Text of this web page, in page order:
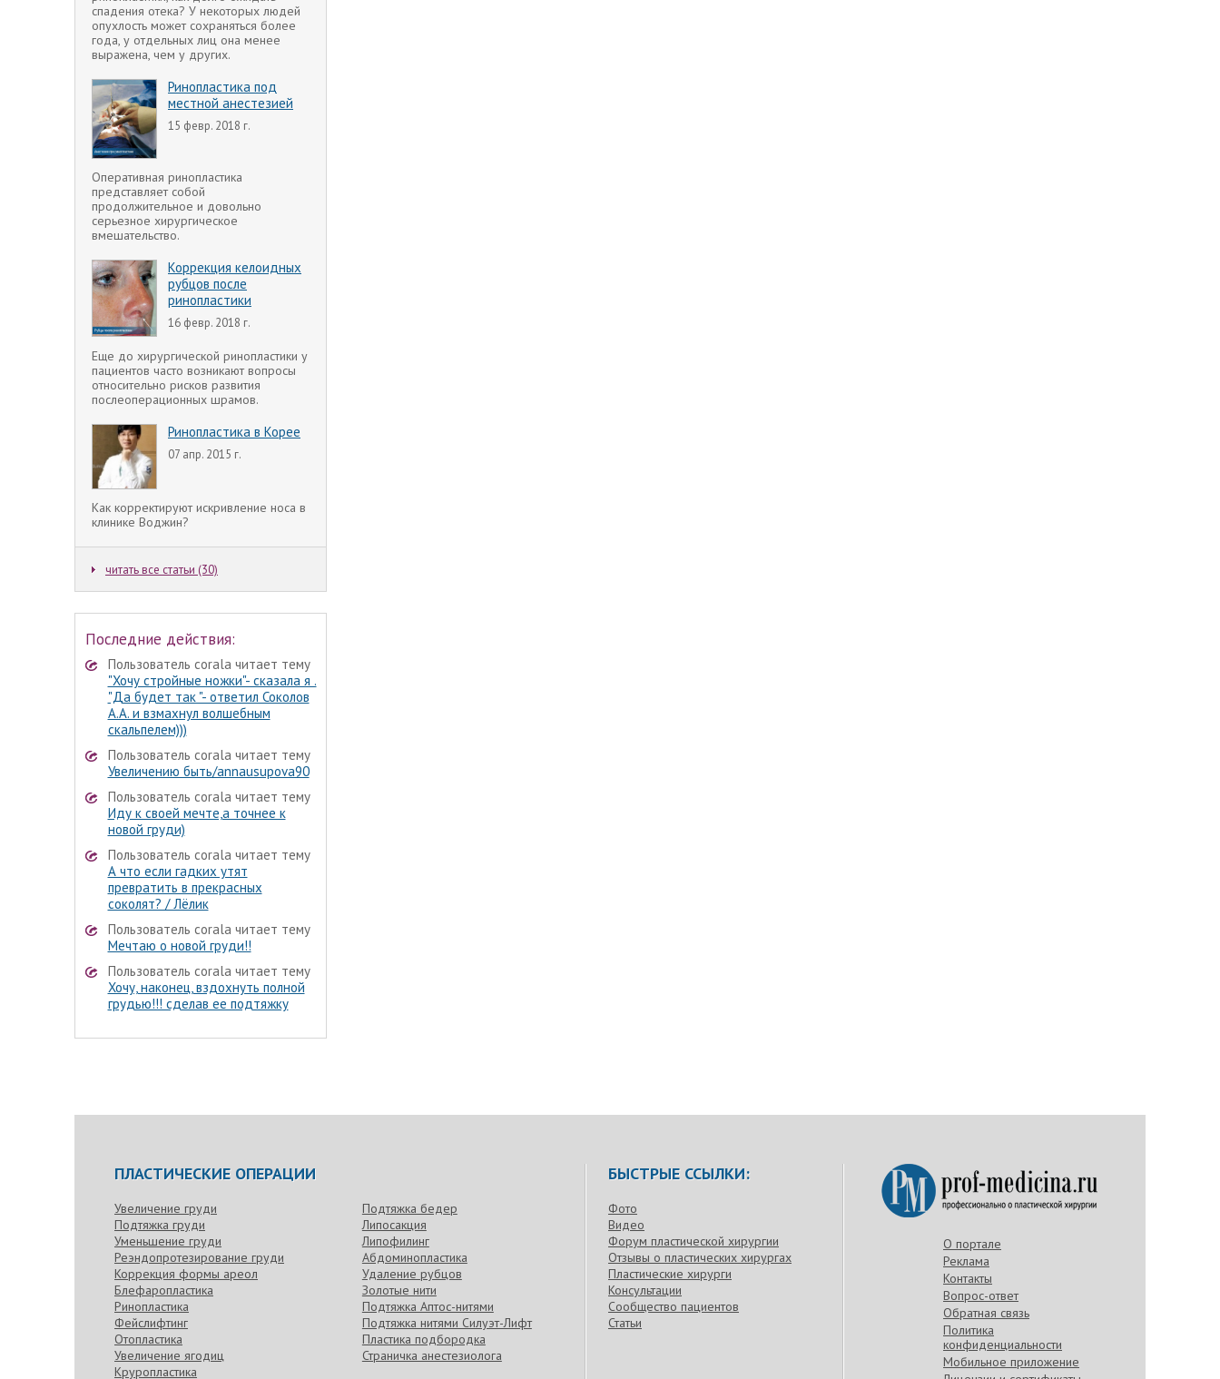
спадения отека? У некоторых людей
опухлость может сохраняться более
года, у отдельных лиц она менее
выражена, чем у других.
Ринопластика под
местной анестезией
15 февр. 2018 г.
Оперативная ринопластика
представляет собой
продолжительное и довольно
серьезное хирургическое
вмешательство.
Коррекция келоидных
рубцов после
ринопластики
16 февр. 2018 г.
Еще до хирургической ринопластики у
пациентов часто возникают вопросы
относительно рисков развития
послеоперационных шрамов.
Ринопластика в Корее
07 апр. 2015 г.
Как корректируют искривление носа в
клинике Воджин?
читать все статьи (30)
Последние действия:
Пользователь corala читает тему
"Хочу стройные ножки"- сказала я .
"Да будет так "- ответил Соколов
А.А. и взмахнул волшебным
скальпелем)))
Пользователь corala читает тему
Увеличению быть/annausupova90
Пользователь corala читает тему
Иду к своей мечте,а точнее к
новой груди)
Пользователь corala читает тему
А что если гадких утят
превратить в прекрасных
соколят? / Лёлик
Пользователь corala читает тему
Мечтаю о новой груди!!
Пользователь corala читает тему
Хочу, наконец, вздохнуть полной
грудью!!! сделав ее подтяжку
ПЛАСТИЧЕСКИЕ ОПЕРАЦИИ
Увеличение груди
Подтяжка груди
Уменьшение груди
Реэндопротезирование груди
Коррекция формы ареол
Блефаропластика
Ринопластика
Фейслифтинг
Отопластика
Увеличение ягодиц
Круропластика
Подтяжка бедер
Липосакция
Липофилинг
Абдоминопластика
Удаление рубцов
Золотые нити
Подтяжка Аптос-нитями
Подтяжка нитями Силуэт-Лифт
Пластика подбородка
Страничка анестезиолога
БЫСТРЫЕ ССЫЛКИ:
Фото
Видео
Форум пластической хирургии
Отзывы о пластических хирургах
Пластические хирурги
Консультации
Сообщество пациентов
Статьи
О портале
Реклама
Контакты
Вопрос-ответ
Обратная связь
Политика
конфиденциальности
Мобильное приложение